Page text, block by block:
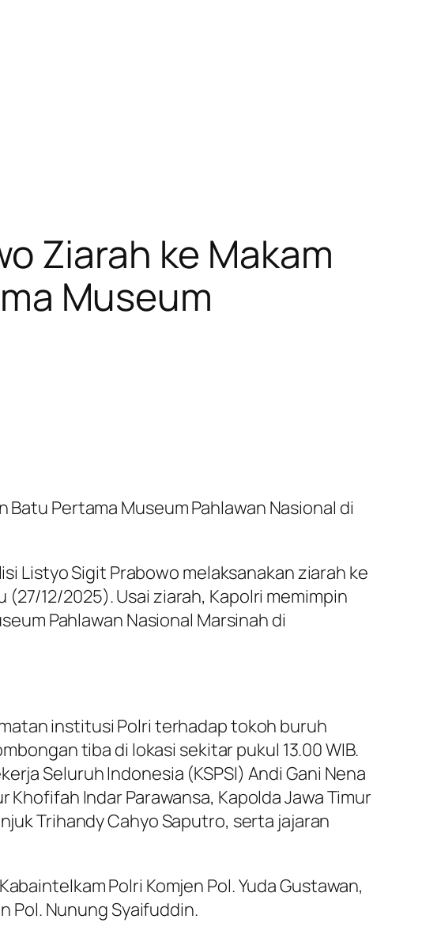
Ziarah ke Makam
Museum
Pertama Museum Pahlawan Nasional di
Listyo Sigit Prabowo melaksanakan ziarah ke
12/2025). Usai ziarah, Kapolri memimpin
Pahlawan Nasional Marsinah di
institusi Polri terhadap tokoh buruh
tiba di lokasi sekitar pukul 13.00 WIB.
Seluruh Indonesia (KSPSI) Andi Gani Nena
Indar Parawansa, Kapolda Jawa Timur
Trihandy Cahyo Saputro, serta jajaran
Polri Komjen Pol. Yuda Gustawan,
Pol. Nunung Syaifuddin.